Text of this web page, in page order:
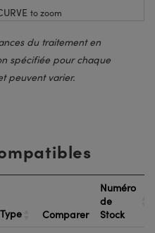
to zoom
du traitement en
spécifiée pour chaque
peuvent varier.
Type Comparer
Numéro
de
Stock